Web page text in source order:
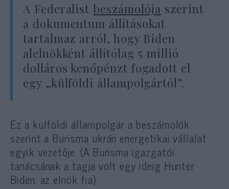
A Federalist beszámolója szerint
a dokumentum állításokat
tartalmaz arról, hogy Biden
alelnökként állítólag 5 millió
dolláros kenőpénzt fogadott el
egy „külföldi állampolgártól”.
Ez a külföldi állampolgár a beszámolók
szerint a Burisma ukrán energetikai vállalat
egyik vezetője. (A Burisma igazgatói
tanácsának a tagja volt egy ideig Hunter
Biden, az elnök fia).